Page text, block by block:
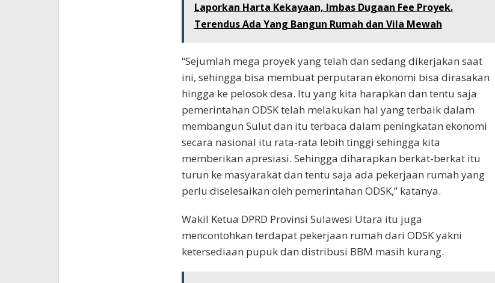
Laporkan Harta Kekayaan, Imbas Dugaan Fee Proyek.
Terendus Ada Yang Bangun Rumah dan Vila Mewah
“Sejumlah mega proyek yang telah dan sedang dikerjakan saat
ini, sehingga bisa membuat perputaran ekonomi bisa dirasakan
hingga ke pelosok desa. Itu yang kita harapkan dan tentu saja
pemerintahan ODSK telah melakukan hal yang terbaik dalam
membangun Sulut dan itu terbaca dalam peningkatan ekonomi
secara nasional itu rata-rata lebih tinggi sehingga kita
memberikan apresiasi. Sehingga diharapkan berkat-berkat itu
turun ke masyarakat dan tentu saja ada pekerjaan rumah yang
perlu diselesaikan oleh pemerintahan ODSK,” katanya.
Wakil Ketua DPRD Provinsi Sulawesi Utara itu juga
mencontohkan terdapat pekerjaan rumah dari ODSK yakni
ketersediaan pupuk dan distribusi BBM masih kurang.